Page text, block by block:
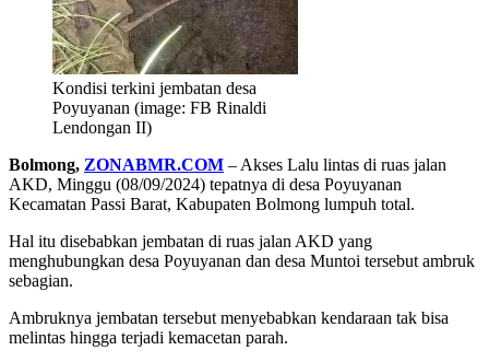
Kondisi terkini jembatan desa
Poyuyanan (image: FB Rinaldi
Lendongan II)
Bolmong, ZONABMR.COM – Akses Lalu lintas di ruas jalan
AKD, Minggu (08/09/2024) tepatnya di desa Poyuyanan
Kecamatan Passi Barat, Kabupaten Bolmong lumpuh total.
Hal itu disebabkan jembatan di ruas jalan AKD yang
menghubungkan desa Poyuyanan dan desa Muntoi tersebut ambruk
sebagian.
Ambruknya jembatan tersebut menyebabkan kendaraan tak bisa
melintas hingga terjadi kemacetan parah.